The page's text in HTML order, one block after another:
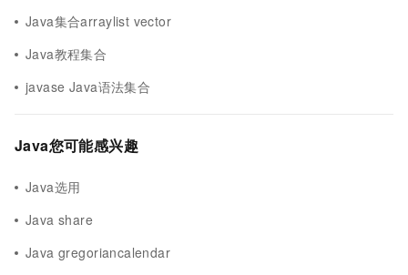
Java集合arraylist vector
Java教程集合
javase Java语法集合
Java您可能感兴趣
Java选用
Java share
Java gregoriancalendar